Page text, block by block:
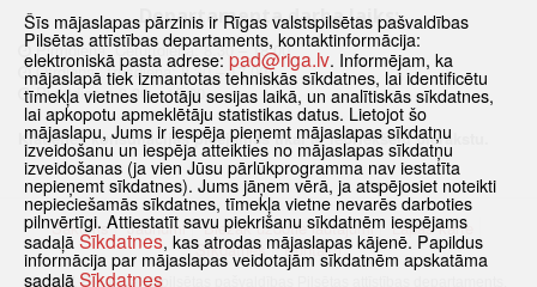
Departamenta darba laiks:
Pirmdiena, Ceturtdiena: 8.30 – 18.00
Otrdiena, Trešdiena: 8.30 – 17.00
Piektdiena: 8.30 – 15.00
Klātienes konsultācijas pieejamas tikai ar iepriekšēju pierakstu.
Sākums Jaunumi Biežāk uzdotie jautājumi
Lapas karte
Sīkdatnes
Kontakti
© 2021 Rīgas valstspilsētas pašvaldības Pilsētas attīstības departaments.
Šīs mājaslapas pārzinis ir Rīgas valstspilsētas pašvaldības
Pilsētas attīstības departaments, kontaktinformācija:
elektroniskā pasta adrese: pad@riga.lv. Informējam, ka
mājaslapā tiek izmantotas tehniskās sīkdatnes, lai identificētu
tīmekļa vietnes lietotāju sesijas laikā, un analītiskās sīkdatnes,
lai apkopotu apmeklētāju statistikas datus. Lietojot šo
mājaslapu, Jums ir iespēja pieņemt mājaslapas sīkdatņu
izveidošanu un iespēja atteikties no mājaslapas sīkdatņu
izveidošanas (ja vien Jūsu pārlūkprogramma nav iestatīta
nepieņemt sīkdatnes). Jums jāņem vērā, ja atspējosiet noteikti
nepieciešamās sīkdatnes, tīmekļa vietne nevarēs darboties
pilnvērtīgi. Attiestatīt savu piekrišanu sīkdatnēm iespējams
sadaļā Sīkdatnes, kas atrodas mājaslapas kājenē. Papildus
informācija par mājaslapas veidotajām sīkdatnēm apskatāma
sadaļā Sīkdatnes